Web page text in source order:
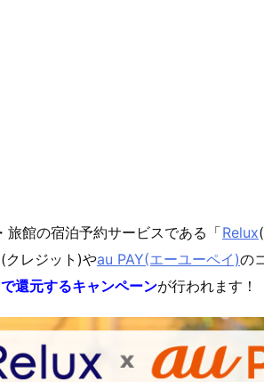
旅館の宿泊予約サービスである「Relux
クレジット)やau PAY(エーユーペイ)の
還元するキャンペーンが行われます！